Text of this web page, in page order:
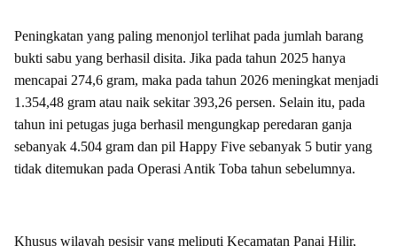
Peningkatan yang paling menonjol terlihat pada jumlah barang
bukti sabu yang berhasil disita. Jika pada tahun 2025 hanya
mencapai 274,6 gram, maka pada tahun 2026 meningkat menjadi
1.354,48 gram atau naik sekitar 393,26 persen. Selain itu, pada
tahun ini petugas juga berhasil mengungkap peredaran ganja
sebanyak 4.504 gram dan pil Happy Five sebanyak 5 butir yang
tidak ditemukan pada Operasi Antik Toba tahun sebelumnya.
Khusus wilayah pesisir yang meliputi Kecamatan Panai Hilir,